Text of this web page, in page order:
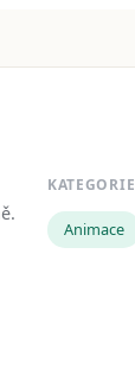
KATEGORIE
Animace